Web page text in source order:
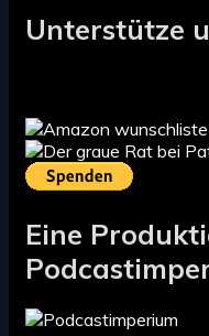
Unterstütze
Eine